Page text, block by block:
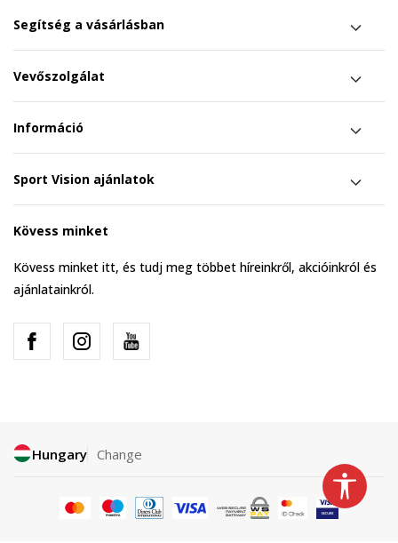
Segítség a vásárlásban
Vevőszolgálat
Információ
Sport Vision ajánlatok
Kövess minket
Kövess minket itt, és tudj meg többet híreinkről, akcióinkról és
ajánlatainkról.
Hungary Change